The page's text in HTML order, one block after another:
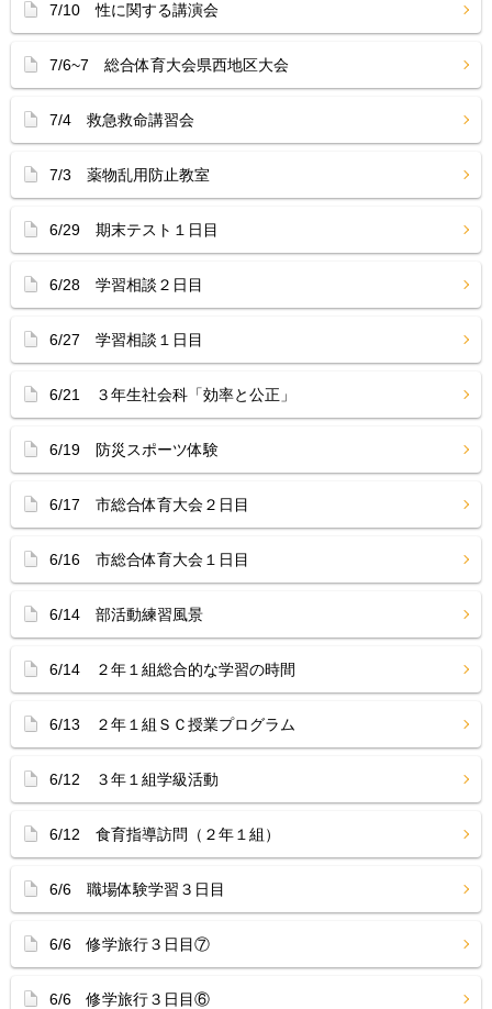
7/10 性に関する講演会
7/6~7 総合体育大会県西地区大会
7/4 救急救命講習会
7/3 薬物乱用防止教室
6/29 期末テスト１日目
6/28 学習相談２日目
6/27 学習相談１日目
6/21 ３年生社会科「効率と公正」
6/19 防災スポーツ体験
6/17 市総合体育大会２日目
6/16 市総合体育大会１日目
6/14 部活動練習風景
6/14 ２年１組総合的な学習の時間
6/13 ２年１組ＳＣ授業プログラム
6/12 ３年１組学級活動
6/12 食育指導訪問（２年１組）
6/6 職場体験学習３日目
6/6 修学旅行３日目⑦
6/6 修学旅行３日目⑥